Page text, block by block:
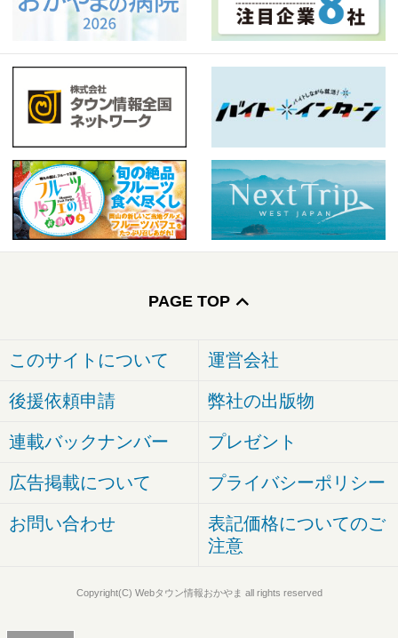
PAGE TOP
このサイトについて 運営会社
後援依頼申請 弊社の出版物
連載バックナンバー プレゼント
広告掲載について プライバシーポリシー
お問い合わせ
表記価格についてのご
注意
Copyright(C) Webタウン情報おかやま all rights reserved